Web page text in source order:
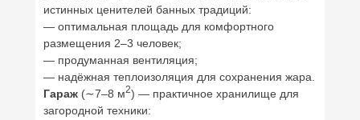
истинных ценителей банных традиций:
— оптимальная площадь для комфортного
размещения 2–3 человек;
— продуманная вентиляция;
— надёжная теплоизоляция для сохранения жара.
Гараж (∼7–8 м2) — практичное хранилище для
загородной техники: